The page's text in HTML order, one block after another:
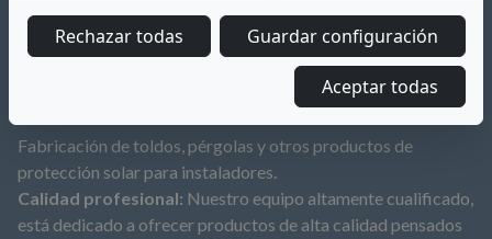
Fabricación de toldos, pérgolas y otros productos de
protección solar para instaladores.
Calidad profesional: Nuestro equipo altamente cualificado,
está dedicado a ofrecer productos de alta calidad pensados
Rechazar todas Guardar configuración
Aceptar todas